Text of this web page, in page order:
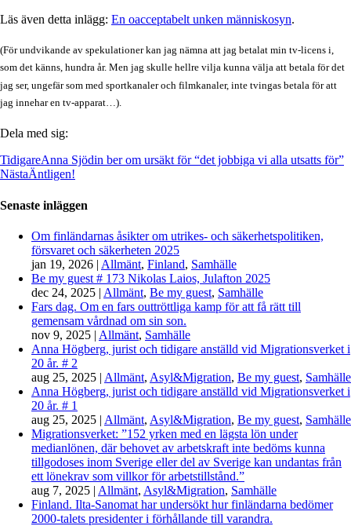
Läs även detta inlägg: En oacceptabelt unken människosyn.
(För undvikande av spekulationer kan jag nämna att jag betalat min tv-licens i,
som det känns, hundra år. Men jag skulle hellre vilja kunna välja att betala för det
jag ser, ungefär som med sportkanaler och filmkanaler, inte tvingas betala för att
jag innehar en tv-apparat…).
Dela med sig:
TidigareAnna Sjödin ber om ursäkt för “det jobbiga vi alla utsatts för”
NästaÄntligen!
Senaste inläggen
Om finländarnas åsikter om utrikes- och säkerhetspolitiken,
försvaret och säkerheten 2025
jan 19, 2026 | Allmänt, Finland, Samhälle
Be my guest # 173 Nikolas Laios, Julafton 2025
dec 24, 2025 | Allmänt, Be my guest, Samhälle
Fars dag. Om en fars outtröttliga kamp för att få rätt till
gemensam vårdnad om sin son.
nov 9, 2025 | Allmänt, Samhälle
Anna Högberg, jurist och tidigare anställd vid Migrationsverket i
20 år. # 2
aug 25, 2025 | Allmänt, Asyl&Migration, Be my guest, Samhälle
Anna Högberg, jurist och tidigare anställd vid Migrationsverket i
20 år. # 1
aug 25, 2025 | Allmänt, Asyl&Migration, Be my guest, Samhälle
Migrationsverket: ”152 yrken med en lägsta lön under
medianlönen, där behovet av arbetskraft inte bedöms kunna
tillgodoses inom Sverige eller del av Sverige kan undantas från
ett lönekrav som villkor för arbetstillstånd.”
aug 7, 2025 | Allmänt, Asyl&Migration, Samhälle
Finland. Ilta-Sanomat har undersökt hur finländarna bedömer
2000-talets presidenter i förhållande till varandra.